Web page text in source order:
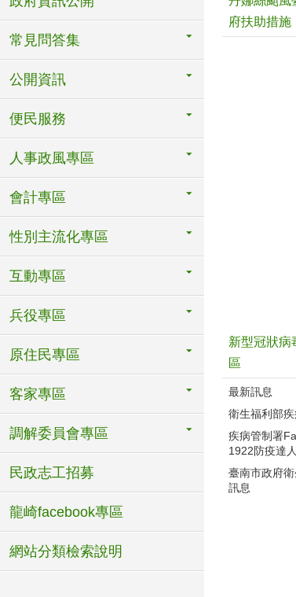
常見問答集
公開資訊
便民服務
人事政風專區
會計專區
性別主流化專區
互動專區
兵役專區
原住民專區
客家專區
調解委員會專區
民政志工招募
龍崎facebook專區
網站分類檢索說明
府扶助措施
新型冠狀病
區
最新訊息
衛生福利部
疾病管制署
1922防疫達人
臺南市政府
訊息